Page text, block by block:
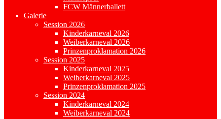
FCW Männerballett
Galerie
Session 2026
Kinderkarneval 2026
Weiberkarneval 2026
Prinzenproklamation 2026
Session 2025
Kinderkarneval 2025
Weiberkarneval 2025
Prinzenproklamation 2025
Session 2024
Kinderkarneval 2024
Weiberkarneval 2024